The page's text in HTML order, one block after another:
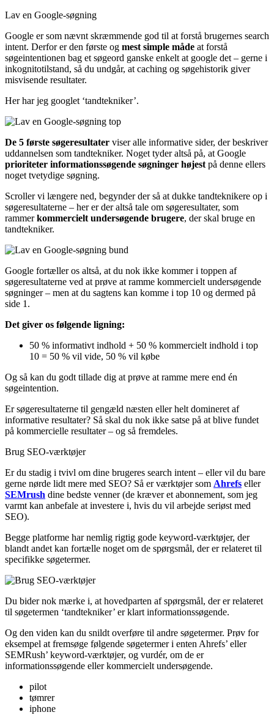
Lav en Google-søgning
Google er som nævnt skræmmende god til at forstå brugernes search
intent. Derfor er den første og mest simple måde at forstå
søgeintentionen bag et søgeord ganske enkelt at google det – gerne i
inkognitotilstand, så du undgår, at caching og søgehistorik giver
misvisende resultater.
Her har jeg googlet ‘tandtekniker’.
De 5 første søgeresultater viser alle informative sider, der beskriver
uddannelsen som tandtekniker. Noget tyder altså på, at Google
prioriteter informationssøgende søgninger højest på denne ellers
noget tvetydige søgning.
Scroller vi længere ned, begynder der så at dukke tandteknikere op i
søgeresultaterne – her er der altså tale om søgeresultater, som
rammerkommercielt undersøgende brugere, der skal bruge en
tandtekniker.
Google fortæller os altså, at du nok ikke kommer i toppen af
søgeresultaterne ved at prøve at ramme kommercielt undersøgende
søgninger – men at du sagtens kan komme i top 10 og dermed på
side 1.
Det giver os følgende ligning:
50 % informativt indhold + 50 % kommercielt indhold i top
10 = 50 % vil vide, 50 % vil købe
Og så kan du godt tillade dig at prøve at ramme mere end én
søgeintention.
Er søgeresultaterne til gengæld næsten eller helt domineret af
informative resultater? Så skal du nok ikke satse på at blive fundet
på kommercielle resultater – og så fremdeles.
Brug SEO-værktøjer
Er du stadig i tvivl om dine brugeres search intent – eller vil du bare
gerne nørde lidt mere med SEO? Så er værktøjer som Ahrefs eller
SEMrush dine bedste venner (de kræver et abonnement, som jeg
varmt kan anbefale at investere i, hvis du vil arbejde seriøst med
SEO).
Begge platforme har nemlig rigtig gode keyword-værktøjer, der
blandt andet kan fortælle noget om de spørgsmål, der er relateret til
specifikke søgetermer.
Du bider nok mærke i, at hovedparten af spørgsmål, der er relateret
til søgetermen ‘tandtekniker’ er klart informationssøgende.
Og den viden kan du snildt overføre til andre søgetermer. Prøv for
eksempel at fremsøge følgende søgetermer i enten Ahrefs’ eller
SEMRush’ keyword-værktøjer, og vurdér, om de er
informationssøgende eller kommercielt undersøgende.
pilot
tømrer
iphone